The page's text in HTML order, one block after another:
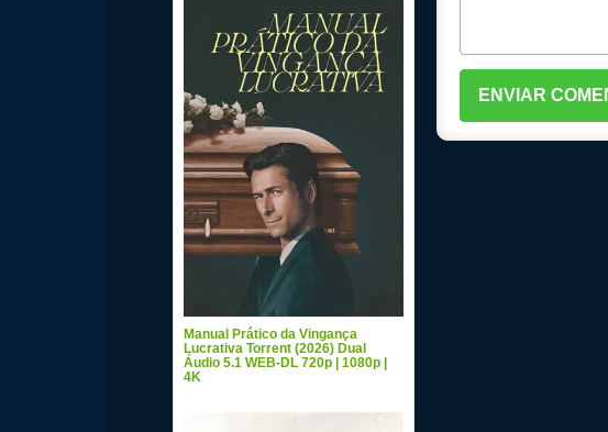
Manual Prático da Vingança
Lucrativa Torrent (2026) Dual
Áudio 5.1 WEB-DL 720p | 1080p |
4K